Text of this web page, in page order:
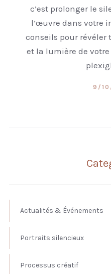
c’est prolonger le
l’œuvre dans votre
conseils pour révéler
et la lumière de
9/
Actualités & Événements
Portraits silencieux
Processus créatif